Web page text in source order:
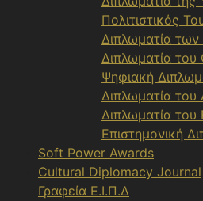
Πολιτιστικός
Διπλωματία των
Διπλωματία του
Ψηφιακή
Διπλωματία του
Διπλωματία του
Επιστημονική
Soft Power Awards
Cultural Diplomacy Journal
Γραφεία Ε.Ι.Π.Δ